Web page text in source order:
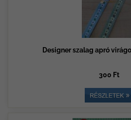
Designer szalag apró
300 Ft